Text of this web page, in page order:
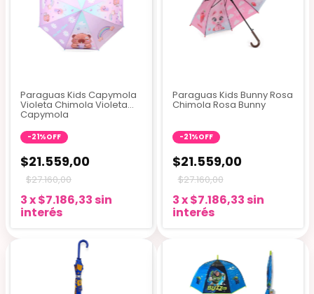
Paraguas Kids Capymola
Violeta Chimola Violeta
Capymola
-21%OFF
$21.559,00
$27.160,00
3x$7.186,33 sin
interés
Paraguas Kids Bunny Rosa
Chimola Rosa Bunny
-21%OFF
$21.559,00
$27.160,00
3x$7.186,33 sin
interés